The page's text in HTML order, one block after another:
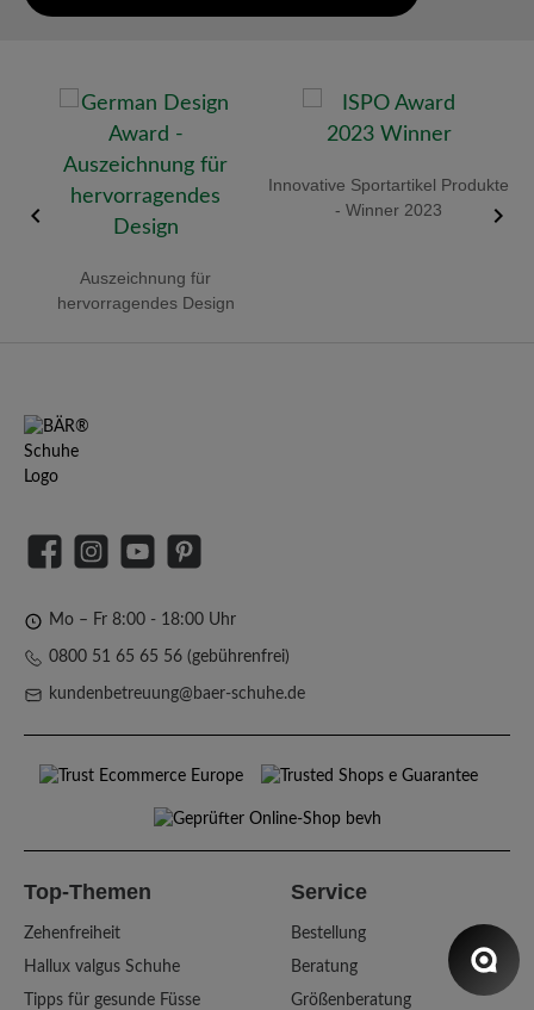
Auszeichnung für
hervorragendes Design
Innovative Sportartikel Produkte
- Winner 2023
FacebookInstagramYouTubePinterest
Mo – Fr 8:00 - 18:00 Uhr
0800 51 65 65 56 (gebührenfrei)
kundenbetreuung@baer-schuhe.de
Top-Themen
Zehenfreiheit
Hallux valgus Schuhe
Tipps für gesunde Füsse
Service
Bestellung
Beratung
Größenberatung